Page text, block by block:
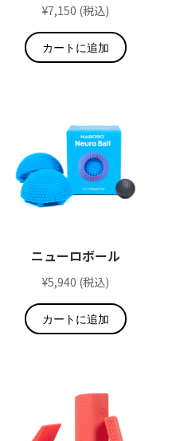
¥7,150 (税込)
カートに追加
ニューロボール
¥5,940 (税込)
カートに追加